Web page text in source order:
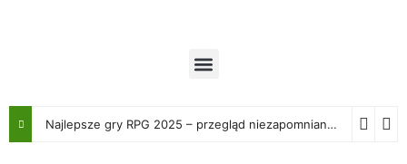
Najlepsze gry RPG 2025 – przegląd niezapomnianych przygód